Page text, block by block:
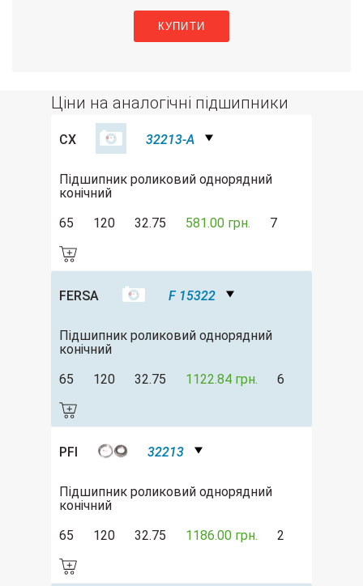
КУПИТИ
Ціни на аналогічні підшипники
CX 32213-A
Підшипник роликовий однорядний
конічний
65
120 32.75 581.00 грн. 7
FERSA F 15322
Підшипник роликовий однорядний
конічний
65
120 32.75 1122.84 грн. 6
PFI 32213
Підшипник роликовий однорядний
конічний
65
120 32.75 1186.00 грн. 2